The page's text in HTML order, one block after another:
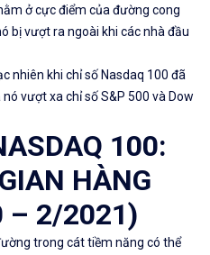
ở cực điểm của đường cong
bị vượt ra ngoài khi các nhà đầu
nhiên khi chỉ số Nasdaq 100 đã
vượt xa chỉ số S&P 500 và Dow
100:
HÀNG
– 2/2021)
trong cát tiềm năng có thể